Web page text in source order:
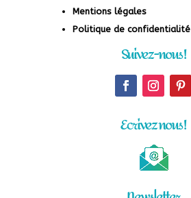
Mentions légales
Politique de confidentialité
Suivez-nous !
Ecrivez nous !